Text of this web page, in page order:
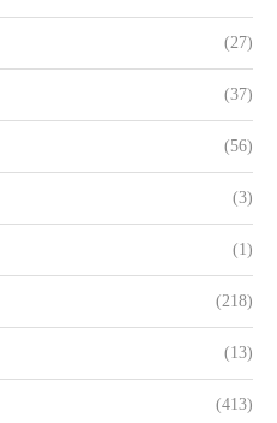
(27)
(37)
(56)
(3)
(1)
(218)
(13)
(413)